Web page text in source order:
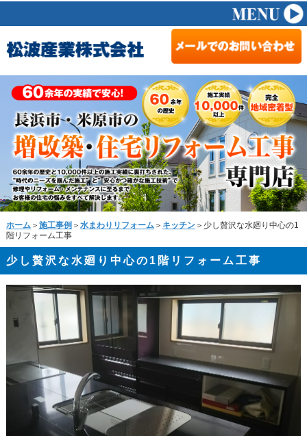
ホーム ＞ 施工事例 ＞ 水まわりリフォーム ＞ キッチン＞少し贅沢な水廻り中心の1
階リフォーム工事
少し贅沢な水廻り中心の1階リフォーム工事